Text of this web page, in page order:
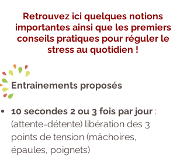
Retrouvez ici quelques notions
importantesainsi que les premiers
conseils pratiques pour réguler le
stress au quotidien !
Entrainements proposés
​10 secondes 2 ou 3 fois par jour :
(attente=détente) libération des 3
points de tension (mâchoires,
épaules, poignets)